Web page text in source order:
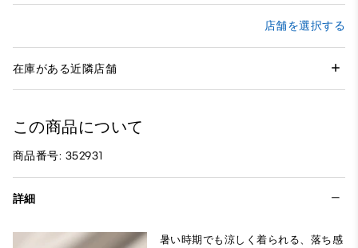
店舗を選択する
在庫がある近隣店舗
この商品について
商品番号: 352931
詳細
暑い時期でも涼しく着られる、落ち感